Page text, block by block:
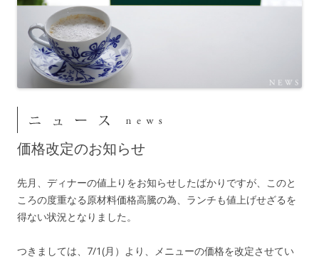
価格改定のお知らせ
先月、ディナーの値上りをお知らせしたばかりですが、このと
ころの度重なる原材料価格高騰の為、ランチも値上げせざるを
得ない状況となりました。
つきましては、7/1(月）より、メニューの価格を改定させてい